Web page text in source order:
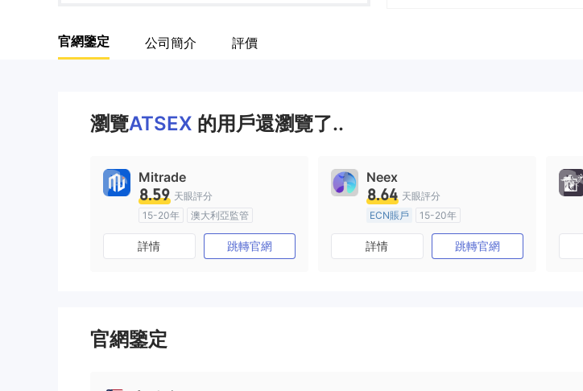
8
9
6
8
9
8
官網鑒定 公司簡介 評價
瀏覽ATSEX 的用戶還瀏覽了..
Mitrade
8.59 天眼評分
15-20年
澳大利亞監管
全牌照 (MM)
自研
詳情 跳轉官網
Neex
8.64 天眼評分
ECN賬戶
15-20年
澳大利亞監管
全牌照 (MM)
主標MT4
詳情 跳轉官網
官網鑒定